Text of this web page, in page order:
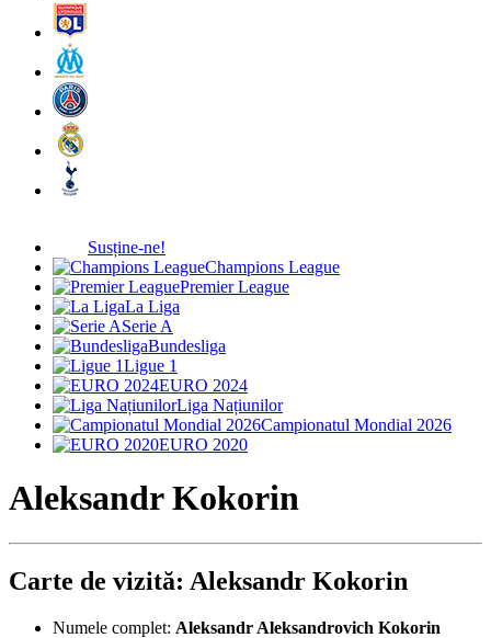
Susține-ne!
Champions League
Premier League
La Liga
Serie A
Bundesliga
Ligue 1
EURO 2024
Liga Națiunilor
Campionatul Mondial 2026
EURO 2020
Aleksandr Kokorin
Carte de vizită: Aleksandr Kokorin
Numele complet: Aleksandr Aleksandrovich Kokorin